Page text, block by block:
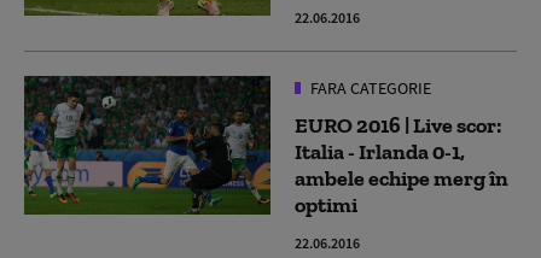
22.06.2016
FARA CATEGORIE
EURO 2016 | Live scor:
Italia - Irlanda 0-1,
ambele echipe merg în
optimi
22.06.2016